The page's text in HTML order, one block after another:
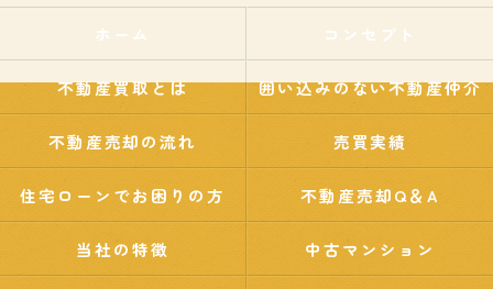
ホーム コンセプト
不動産買取とは 囲い込みのない不動産仲介
不動産売却の流れ 売買実績
住宅ローンでお困りの方 不動産売却Q＆A
当社の特徴 中古マンション